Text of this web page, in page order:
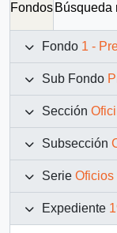
Fondos Búsqueda
Fondo 1 -
Sub Fondo
Sección
Subsección
Serie Oficios
Expediente